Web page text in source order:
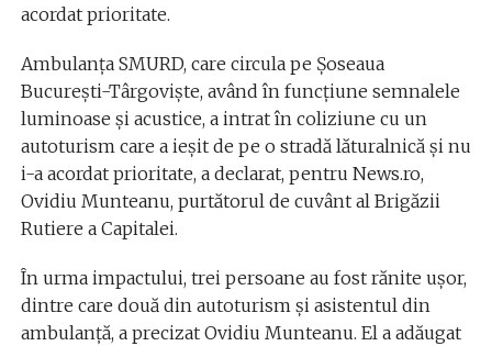
acordat prioritate.
Ambulanţa SMURD, care circula pe Şoseaua
Bucureşti-Târgovişte, având în funcţiune semnalele
luminoase şi acustice, a intrat în coliziune cu un
autoturism care a ieşit de pe o stradă lăturalnică şi nu
i-a acordat prioritate, a declarat, pentru News.ro,
Ovidiu Munteanu, purtătorul de cuvânt al Brigăzii
Rutiere a Capitalei.
În urma impactului, trei persoane au fost rănite uşor,
dintre care două din autoturism şi asistentul din
ambulanţă, a precizat Ovidiu Munteanu. El a adăugat